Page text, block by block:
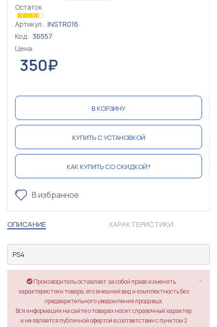
Остаток
Артикул: INSTR016
Код: 36557
Цена:
350₽
В КОРЗИНУ
КУПИТЬ С УСТАНОВКОЙ
КАК КУПИТЬ СО СКИДКОЙ?
В избранное
ОПИСАНИЕ ХАРАКТЕРИСТИКИ
PS4
×
Производитель оставляет за собой право изменять
характеристики товара, его внешний вид и комплектность без
предварительного уведомления продавца.
Вся информация на сайте о товарах носит справочный характер
и не является публичной офертой в соответствии с пунктом 2